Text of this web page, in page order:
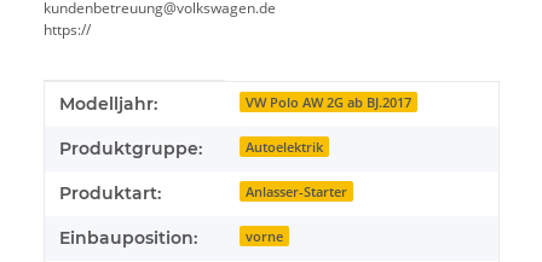
kundenbetreuung@volkswagen.de
https://
Produkteigenschaft
Wert
Modelljahr: VW Polo AW 2G ab BJ.2017
Produktgruppe: Autoelektrik
Produktart: Anlasser-Starter
Einbauposition: vorne